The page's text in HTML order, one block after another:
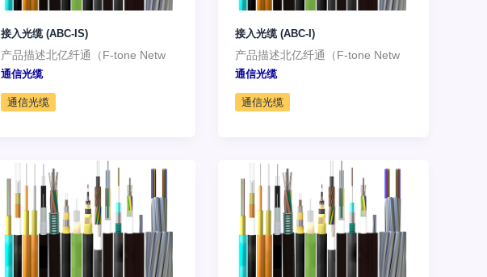
接入光缆 (ABC-IS)
产品描述北亿纤通（F-tone Netw
通信光缆
通信光缆
接入光缆 (ABC-I)
产品描述北亿纤通（F-tone Netw
通信光缆
通信光缆